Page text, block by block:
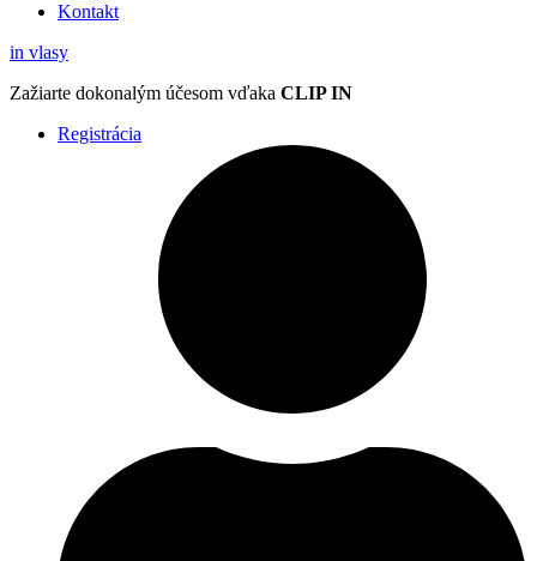
Kontakt
in vlasy
Zažiarte dokonalým účesom vďaka CLIP IN
Registrácia